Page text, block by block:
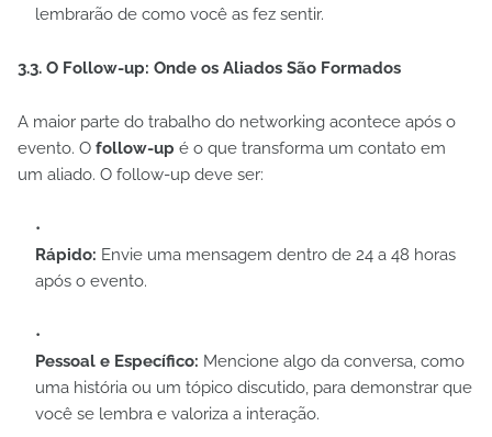
lembrarão de como você as fez sentir.
3.3. O Follow-up: Onde os Aliados São Formados
A maior parte do trabalho do networking acontece após o
evento. O follow-up é o que transforma um contato em
um aliado. O follow-up deve ser:
Rápido: Envie uma mensagem dentro de 24 a 48 horas
após o evento.
Pessoal e Específico: Mencione algo da conversa, como
uma história ou um tópico discutido, para demonstrar que
você se lembra e valoriza a interação.